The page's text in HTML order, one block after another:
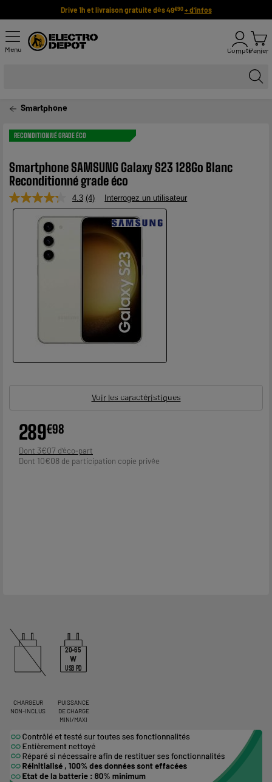
Drive 1h et livraison gratuite dès 49€90 + d'infos
Menu ComptePanier
Smartphone
RECONDITIONNÉ GRADE ÉCO
Smartphone SAMSUNG Galaxy S23 128Go Blanc
Reconditionné grade éco
4.3 Lire
4
avis.
Lien
sur
(4) Interrogez un utilisateur
Voir les caractéristiques
289€98
Dont 3€07
Dont 10€08
CHARGEUR
NON-INCLUS
20-65
W
USB PD
PUISSANCE
DE CHARGE
MINI/MAXI